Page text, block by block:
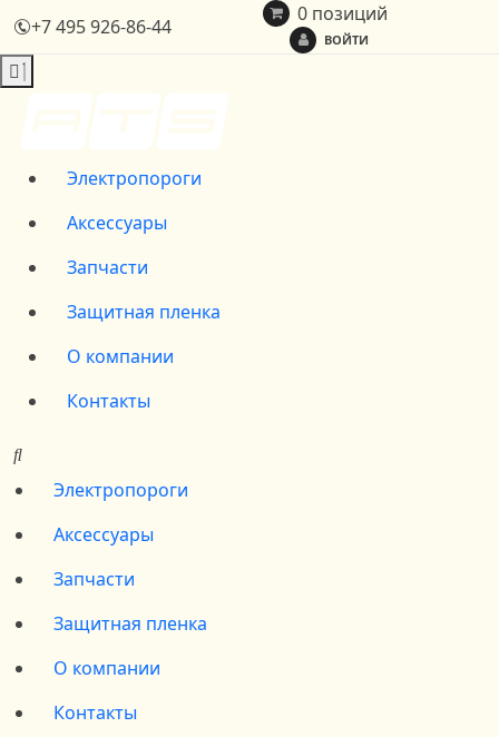
+7 495 926-86-44
0 позиций
ВОЙТИ
Электропороги
Аксессуары
Запчасти
Защитная пленка
О компании
Контакты
Электропороги
Аксессуары
Запчасти
Защитная пленка
О компании
Контакты